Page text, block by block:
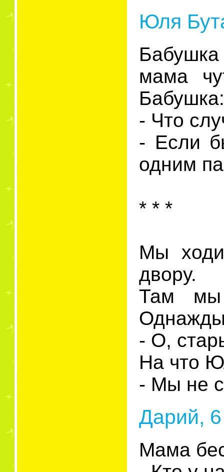
Юля
мама
Бабушка:
- Что
- Если
одним
* * *
Мы
двору.
Там мы
Однажды
- О,
На что
- Мы не
Дарий,
Мама